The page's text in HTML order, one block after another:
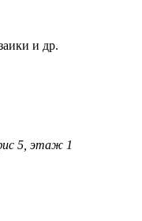
и др.
5, этаж 1